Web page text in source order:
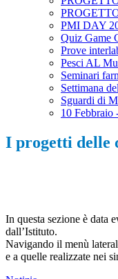
PMI DAY
Quiz Game
Prove
Pesci AL
Seminari
Settimana
Sguardi di
10
I progetti delle
In questa sezione è data
dall’Istituto.
Navigando il menù
e a quelle realizzate nei